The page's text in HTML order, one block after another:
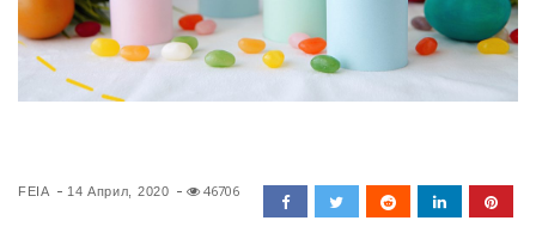
FEIA 14 Април, 2020 46706